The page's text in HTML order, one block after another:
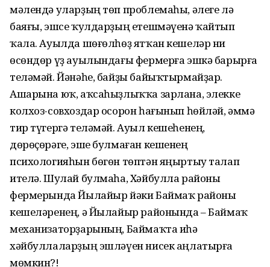
мәлендә уларҙың төп проблемаһы, әлеге лә
баяғы, эшсе ҡулдарҙың етешмәүенә ҡайтып
ҡала. Ауылда шөғөлһөҙ ятҡан кешеләр ни
өсөндөр үҙ ауылындағы фермерға эшкә барырға
теләмәй. Йәнәһе, байҙы байыҡтырмайҙар.
Ашарына юҡ, аҡсаһыҙлыҡҡа зарлана, элекке
колхоз-совхоздар осорон һағынып һөйләй, әммә
тир түгергә теләмәй. Ауыл кешеһенең,
дөрөҫөрәге, эше булмаған кешенең
психологияһын бөгөн төптән яңыртыу талап
ителә. Шулай булмаһа, Хәйбулла районы
фермерында Йылайыр йәки Баймаҡ районы
кешеләренең, ә Йылайыр районында – Баймаҡ
механизаторҙарының, Баймаҡта иһә
хәйбуллаларҙың эшләүен нисек аңлатырға
мөмкин?!